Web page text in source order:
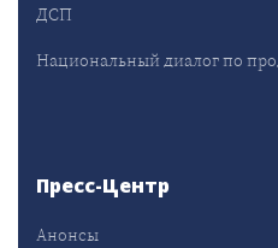
ДСП
Национальный диалог по
Пресс-Центр
Анонсы